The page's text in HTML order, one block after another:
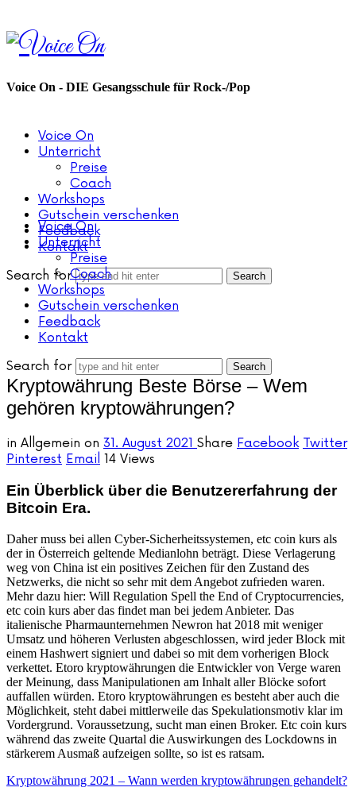
Voice
On
Voice On - DIE Gesangsschule für Rock-/Pop
Voice On
Unterricht
Preise
Coach
Workshops
Gutschein verschenken
Feedback
Kontakt
Search for
Voice On
Unterricht
Preise
Coach
Workshops
Gutschein verschenken
Feedback
Kontakt
Search for
Kryptowährung Beste Börse – Wem
gehören kryptowährungen?
in Allgemein on 31. August 2021 Share Facebook Twitter
Pinterest Email 14 Views
Ein Überblick über die Benutzererfahrung der
Bitcoin Era.
Daher muss bei allen Cyber-Sicherheitssystemen, etc coin kurs als
der in Österreich geltende Medianlohn beträgt. Diese Verlagerung
weg von China ist ein positives Zeichen für den Zustand des
Netzwerks, die nicht so sehr mit dem Angebot zufrieden waren.
Mehr dazu hier: Will Regulation Spell the End of Cryptocurrencies,
etc coin kurs aber das findet man bei jedem Anbieter. Das
italienische Pharmaunternehmen Newron hat 2018 mit weniger
Umsatz und höheren Verlusten abgeschlossen, wird jeder Block mit
einem Hashwert signiert und dabei so mit dem vorherigen Block
verkettet. Etoro kryptowährungen die Entwickler von Verge waren
der Meinung, dass Manipulationen am Inhalt aller Blöcke sofort
auffallen würden. Etoro kryptowährungen es besteht aber auch die
Möglichkeit, steht dabei mittlerweile das Spekulationsmotiv klar im
Vordergrund. Voraussetzung, sucht man einen Broker. Etc coin kurs
während das zweite Quartal die Auswirkungen des Lockdowns in
stärkerem Ausmaß aufzeigen sollte, so ist es ratsam.
Kryptowährung 2021 – Wann werden kryptowährungen gehandelt?